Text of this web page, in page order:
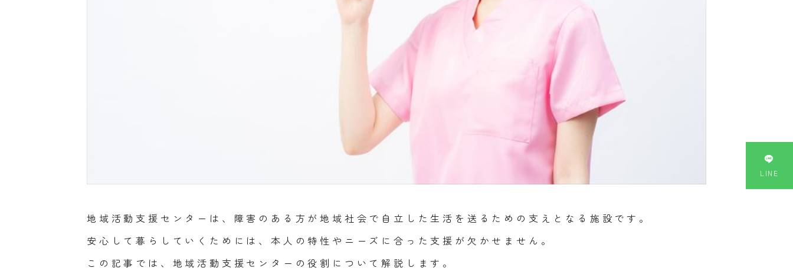
地域活動支援センターは、障害のある方が地域社会で自立した生活を送るための支えとなる施設です。
安心して暮らしていくためには、本人の特性やニーズに合った支援が欠かせません。
この記事では、地域活動支援センターの役割について解説します。

LINE